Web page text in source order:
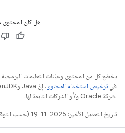
هل كان المحتوى
يخضع كل من المحتوى وعيّنات التعليمات
فيترخيص استخدام المحتوى
لشركة Oracle و/أو الشركات التابعة لها.
تاريخ التعديل الأخير: 2025-11-19 (حسب التوقيت العالمي المتفَّق عليه)